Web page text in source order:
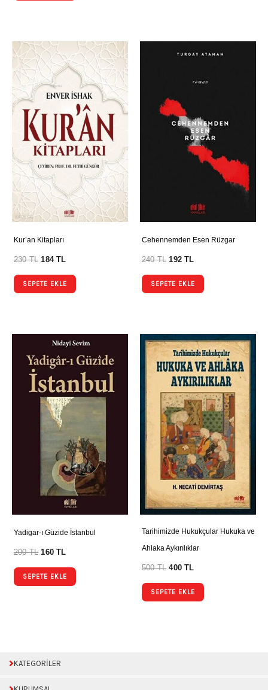
Kur’an Kitapları
230TL 184TL
SEPETE EKLE
Cehennemden Esen Rüzgar
240TL 192TL
SEPETE EKLE
Yadigar-ı Güzide İstanbul
200TL 160TL
SEPETE EKLE
Tarihimizde Hukukçular Hukuka ve
Ahlaka Aykırılıklar
500TL 400TL
SEPETE EKLE
KATEGORİLER